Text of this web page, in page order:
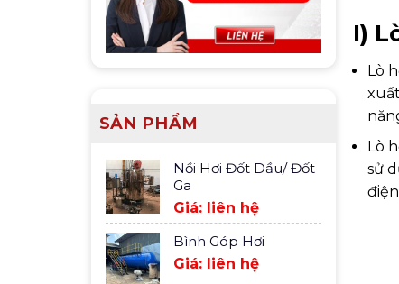
SẢN PHẨM
Nồi Hơi Đốt Dầu/ Đốt
Ga
Giá: liên hệ
Bình Góp Hơi
Giá: liên hệ
I)
Lò
Lò
sử